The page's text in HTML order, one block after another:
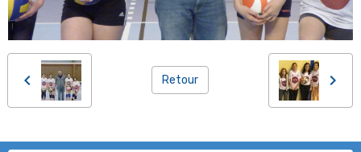
Retour